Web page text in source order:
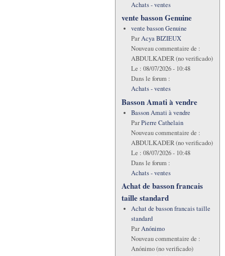
Achats - ventes
vente basson Genuine
vente basson Genuine
ParAcya BIZIEUX
Nouveau commentaire de :
ABDULKADER (no verificado)
Le : 08/07/2026 - 10:48
Dans le forum :
Achats - ventes
Basson Amati à vendre
Basson Amati à vendre
ParPierre Cathelain
Nouveau commentaire de :
ABDULKADER (no verificado)
Le : 08/07/2026 - 10:48
Dans le forum :
Achats - ventes
Achat de basson francais
taille standard
Achat de basson francais taille
standard
ParAnónimo
Nouveau commentaire de :
Anónimo (no verificado)